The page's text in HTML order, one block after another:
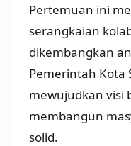
Pertemuan ini
serangkaian
dikembangkan
Pemerintah Kota
mewujudkan visi
membangun
solid.